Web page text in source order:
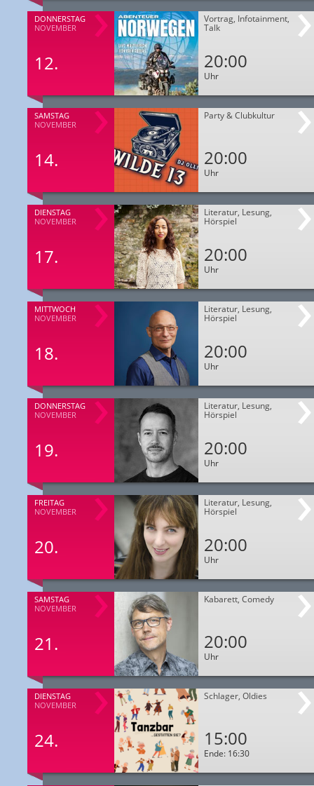
DONNERSTAG
NOVEMBER
12.
Vortrag, Infotainment,
Talk
20:00
Uhr
SAMSTAG
NOVEMBER
14.
Party & Clubkultur
20:00
Uhr
DIENSTAG
NOVEMBER
17.
Literatur, Lesung,
Hörspiel
20:00
Uhr
MITTWOCH
NOVEMBER
18.
Literatur, Lesung,
Hörspiel
20:00
Uhr
DONNERSTAG
NOVEMBER
19.
Literatur, Lesung,
Hörspiel
20:00
Uhr
FREITAG
NOVEMBER
20.
Literatur, Lesung,
Hörspiel
20:00
Uhr
SAMSTAG
NOVEMBER
21.
Kabarett, Comedy
20:00
Uhr
DIENSTAG
NOVEMBER
24.
Schlager, Oldies
15:00
Ende: 16:30